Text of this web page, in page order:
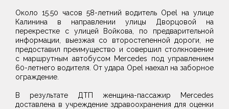
Около 15.50 часов 58-летний водитель Opel на улице
Калинина в направлении улицы Дворцовой на
перекрестке с улицей Войкова, по предварительной
информации, выезжая со второстепенной дороги, не
предоставил преимущество и совершил столкновение
с маршрутным автобусом Mercedes под управлением
60-летнего водителя. От удара Opel наехал на заборное
ограждение.
В результате ДТП женщина-пассажир Mercedes
доставлена в учреждение здравоохранения для оценки